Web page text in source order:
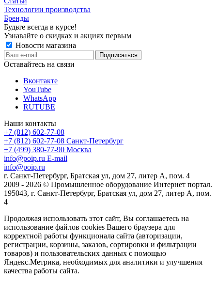
Технологии производства
Бренды
Будьте всегда в курсе!
Узнавайте о скидках и акциях первым
Новости магазина
Оставайтесь на связи
Вконтакте
YouTube
WhatsApp
RUTUBE
Наши контакты
+7 (812) 602-77-08
+7 (812) 602-77-08 Санкт-Петербург
+7 (499) 380-77-90 Москва
info@poip.ru E-mail
info@poip.ru
г. Санкт-Петербург, Братская ул, дом 27, литер А, пом. 4
2009 - 2026 © Промышленное оборудование Интернет портал.
195043, г. Санкт-Петербург, Братская ул, дом 27, литер А, пом.
4
Продолжая использовать этот сайт, Вы соглашаетесь на
использование файлов cookies Вашего браузера для
корректной работы функционала сайта (авторизации,
регистрации, корзины, заказов, сортировки и фильтрации
товаров) и пользовательских данных с помощью
Яндекс.Метрика, необходимых для аналитики и улучшения
качества работы сайта.